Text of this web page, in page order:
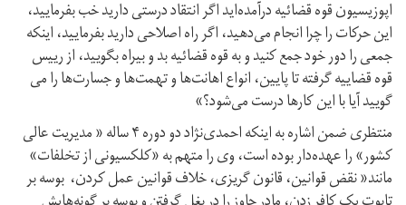
اپوزیسیون قوه قضائیه درآمده‌اید اگر انتقاد درستی دارید خب بفرمایید،
این حرکات را چرا انجام می‌دهید، اگر راه اصلاحی دارید بفرمایید، اینکه
جمعی را دور خود جمع کنید و به قوه قضائیه بد و بیراه بگویید، از رییس
قوه قضاییه گرفته تا پایین، انواع اهانت‌ها و تهمت‌ها و جسارت‌ها را می
گویید آیا با این کارها درست می‌شود؟»
منتظری ضمن اشاره به اینکه احمدی‌نژاد دو دوره ۴ ساله « مدیریت عالی
کشور» را عهده‌دار بوده است، وی را متهم به «کلکسیونی از تخلفات»
مانند« نقض قوانین، قانون گریزی، خلاف قوانین عمل کردن، بوسه بر